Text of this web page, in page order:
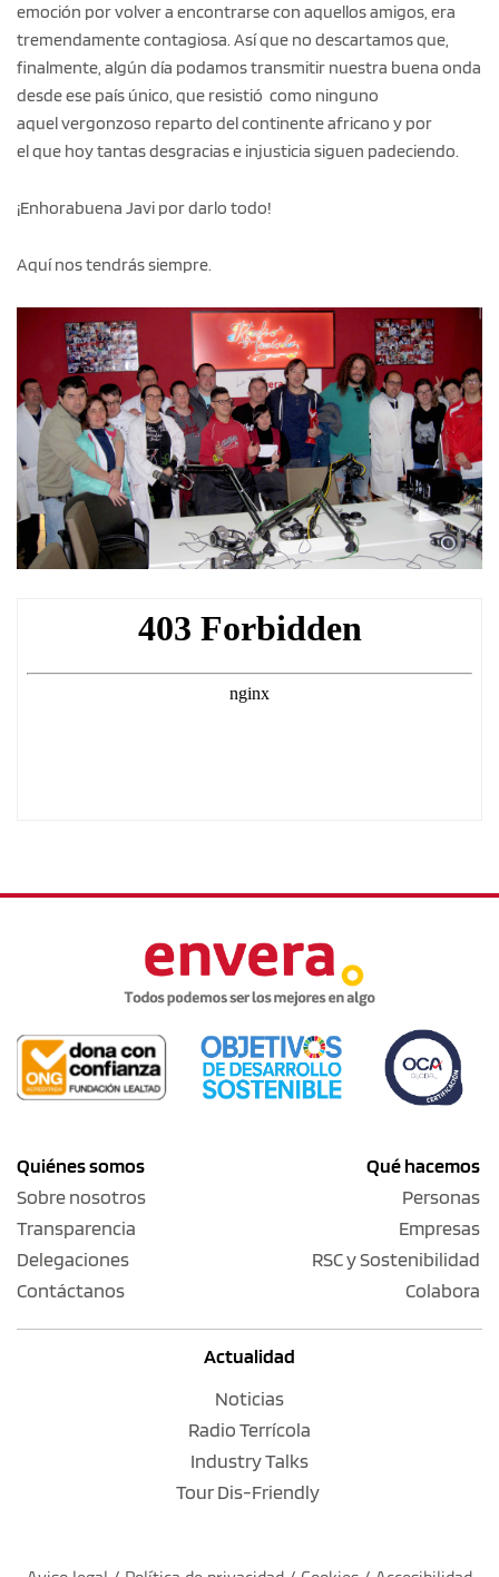
emoción por volver a encontrarse con aquellos amigos, era
tremendamente contagiosa. Así que no descartamos que,
finalmente, algún día podamos transmitir nuestra buena onda
desde ese país único, que resistió como ninguno
aquel vergonzoso reparto del continente africano y por
el que hoy tantas desgracias e injusticia siguen padeciendo.
¡Enhorabuena Javi por darlo todo!
Aquí nos tendrás siempre.
Quiénes somos
Sobre nosotros
Transparencia
Delegaciones
Contáctanos
Qué hacemos
Personas
Empresas
RSC y Sostenibilidad
Colabora
Actualidad
Noticias
Radio Terrícola
Industry Talks
Tour Dis-Friendly